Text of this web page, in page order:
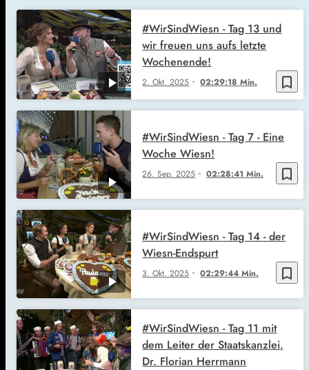
bookmark_border
2. Okt. 2025 02:29:18 Min.
#WirSindWiesn - Tag 13 und
wir freuen uns aufs letzte
Wochenende!
bookmark_border
26. Sep. 2025 02:28:41 Min.
#WirSindWiesn - Tag 7 - Eine
Woche Wiesn!
bookmark_border
3. Okt. 2025 02:29:44 Min.
#WirSindWiesn - Tag 14 - der
Wiesn-Endspurt
#WirSindWiesn - Tag 11 mit
dem Leiter der Staatskanzlei,
Dr. Florian Herrmann